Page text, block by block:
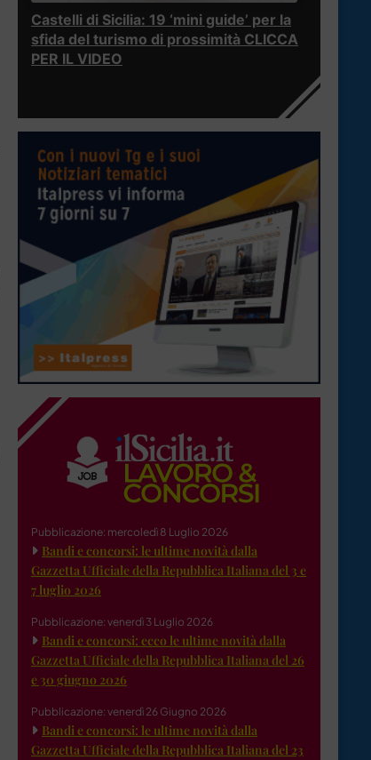
Castelli di Sicilia: 19 ‘mini guide’ per la
sfida del turismo di prossimità CLICCA
PER IL VIDEO
Pubblicazione: mercoledì 8 Luglio 2026
Bandi e concorsi: le ultime novità dalla
Gazzetta Ufficiale della Repubblica Italiana del 3 e
7 luglio 2026
Pubblicazione: venerdì 3 Luglio 2026
Bandi e concorsi: ecco le ultime novità dalla
Gazzetta Ufficiale della Repubblica Italiana del 26
e 30 giugno 2026
Pubblicazione: venerdì 26 Giugno 2026
Bandi e concorsi: le ultime novità dalla
Gazzetta Ufficiale della Repubblica Italiana del 23